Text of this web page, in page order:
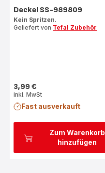
Zum Warenkorb
hinzufügen
Deckel SS-989809
Kein Spritzen.
Geliefert von Tefal Zubehör
Preis
3,99 €
inkl. MwSt
Fast ausverkauft